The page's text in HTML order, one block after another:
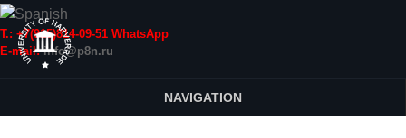
Т.: +7(915)814-09-51 WhatsApp
E-mail:info@p8n.ru
NAVIGATION